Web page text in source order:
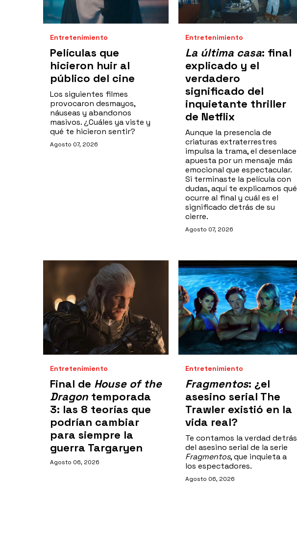
Entretenimiento
Películas que
hicieron huir al
público del cine
Los siguientes filmes
provocaron desmayos,
náuseas y abandonos
masivos. ¿Cuáles ya viste y
qué te hicieron sentir?
Agosto 07, 2026
Entretenimiento
La última casa: final
explicado y el
verdadero
significado del
inquietante thriller
de Netflix
Aunque la presencia de
criaturas extraterrestres
impulsa la trama, el desenlace
apuesta por un mensaje más
emocional que espectacular.
Si terminaste la película con
dudas, aquí te explicamos qué
ocurre al final y cuál es el
significado detrás de su
cierre.
Agosto 07, 2026
Entretenimiento
Final de House of the
Dragon temporada
3: las 8 teorías que
podrían cambiar
para siempre la
guerra Targaryen
Agosto 06, 2026
Entretenimiento
Fragmentos: ¿el
asesino serial The
Trawler existió en la
vida real?
Te contamos la verdad detrás
del asesino serial de la serie
Fragmentos, que inquieta a
los espectadores.
Agosto 06, 2026